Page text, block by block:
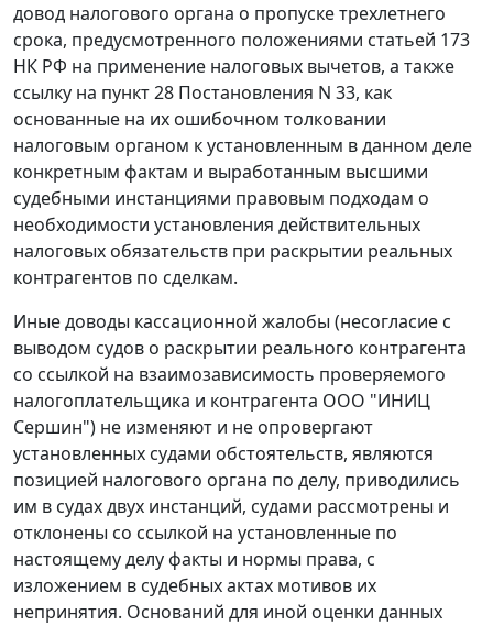
довод налогового органа о пропуске трехлетнего
срока, предусмотренного положениями статьей 173
НК РФ на применение налоговых вычетов, а также
ссылку на пункт 28 Постановления N 33, как
основанные на их ошибочном толковании
налоговым органом к установленным в данном деле
конкретным фактам и выработанным высшими
судебными инстанциями правовым подходам о
необходимости установления действительных
налоговых обязательств при раскрытии реальных
контрагентов по сделкам.
Иные доводы кассационной жалобы (несогласие с
выводом судов о раскрытии реального контрагента
со ссылкой на взаимозависимость проверяемого
налогоплательщика и контрагента ООО "ИНИЦ
Сершин") не изменяют и не опровергают
установленных судами обстоятельств, являются
позицией налогового органа по делу, приводились
им в судах двух инстанций, судами рассмотрены и
отклонены со ссылкой на установленные по
настоящему делу факты и нормы права, с
изложением в судебных актах мотивов их
непринятия. Оснований для иной оценки данных